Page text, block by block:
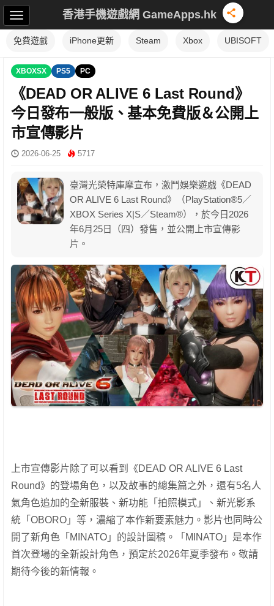
香港手機遊戲網 GameApps.hk
免費遊戲 iPhone更新 Steam Xbox UBISOFT
XBOXSX PS5 PC
《DEAD OR ALIVE 6 Last Round》
今日發布一般版、基本免費版＆公開上
市宣傳影片
2026-06-25 5717
臺灣光榮特庫摩宣布，激鬥娛樂遊戲《DEAD
OR ALIVE 6 Last Round》（PlayStation®5／
XBOX Series X|S／Steam®），於今日2026
年6月25日（四）發售，並公開上市宣傳影
片。
上市宣傳影片除了可以看到《DEAD OR ALIVE 6 Last
Round》的登場角色，以及故事的總集篇之外，還有5名人
氣角色追加的全新服裝、新功能「拍照模式」、新光影系
統「OBORO」等，濃縮了本作新要素魅力。影片也同時公
開了新角色「MINATO」的設計圖稿。「MINATO」是本作
首次登場的全新設計角色，預定於2026年夏季發布。敬請
期待今後的新情報。